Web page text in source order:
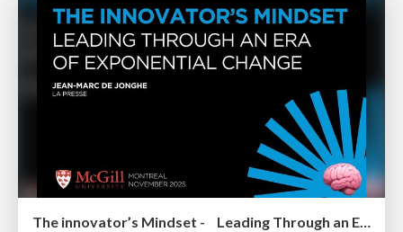
The innovator’s Mindset - Leading Through an Era of Exponential Change - McGill University 2025